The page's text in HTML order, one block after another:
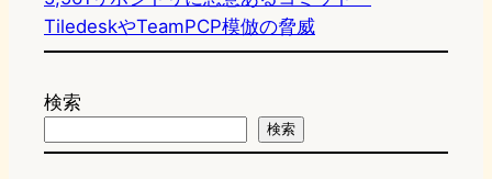
TiledeskやTeamPCP模倣の脅威
検索
検索